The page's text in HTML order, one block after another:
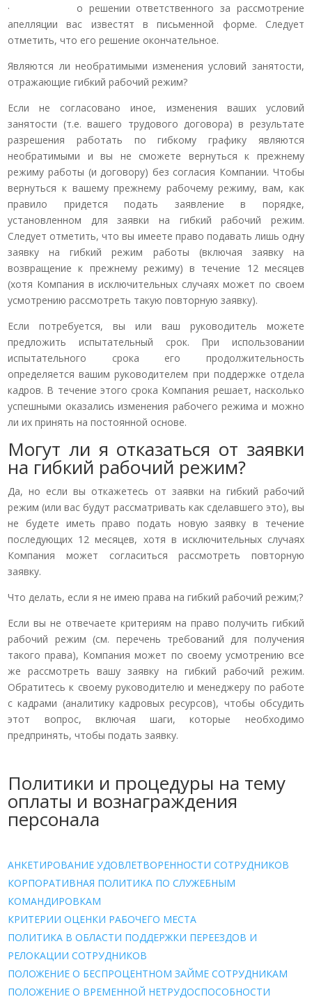
· о решении ответственного за рассмотрение
апелляции вас известят в письменной форме. Следует
отметить, что его решение окончательное.
Являются ли необратимыми изменения условий занятости,
отражающие гибкий рабочий режим?
Если не согласовано иное, изменения ваших условий
занятости (т.е. вашего трудового договора) в результате
разрешения работать по гибкому графику являются
необратимыми и вы не сможете вернуться к прежнему
режиму работы (и договору) без согласия Компании. Чтобы
вернуться к вашему прежнему рабочему режиму, вам, как
правило придется подать заявление в порядке,
установленном для заявки на гибкий рабочий режим.
Следует отметить, что вы имеете право подавать лишь одну
заявку на гибкий режим работы (включая заявку на
возвращение к прежнему режиму) в течение 12 месяцев
(хотя Компания в исключительных случаях может по своем
усмотрению рассмотреть такую повторную заявку).
Если потребуется, вы или ваш руководитель можете
предложить испытательный срок. При использовании
испытательного срока его продолжительность
определяется вашим руководителем при поддержке отдела
кадров. В течение этого срока Компания решает, насколько
успешными оказались изменения рабочего режима и можно
ли их принять на постоянной основе.
Могут ли я отказаться от заявки
на гибкий рабочий режим?
Да, но если вы откажетесь от заявки на гибкий рабочий
режим (или вас будут рассматривать как сделавшего это), вы
не будете иметь право подать новую заявку в течение
последующих 12 месяцев, хотя в исключительных случаях
Компания может согласиться рассмотреть повторную
заявку.
Что делать, если я не имею права на гибкий рабочий режим;?
Если вы не отвечаете критериям на право получить гибкий
рабочий режим (см. перечень требований для получения
такого права), Компания может по своему усмотрению все
же рассмотреть вашу заявку на гибкий рабочий режим.
Обратитесь к своему руководителю и менеджеру по работе
с кадрами (аналитику кадровых ресурсов), чтобы обсудить
этот вопрос, включая шаги, которые необходимо
предпринять, чтобы подать заявку.
Политики и процедуры на тему
оплаты и вознаграждения
персонала
АНКЕТИРОВАНИЕ УДОВЛЕТВОРЕННОСТИ СОТРУДНИКОВ
КОРПОРАТИВНАЯ ПОЛИТИКА ПО СЛУЖЕБНЫМ
КОМАНДИРОВКАМ
КРИТЕРИИ ОЦЕНКИ РАБОЧЕГО МЕСТА
ПОЛИТИКА В ОБЛАСТИ ПОДДЕРЖКИ ПЕРЕЕЗДОВ И
РЕЛОКАЦИИ СОТРУДНИКОВ
ПОЛОЖЕНИЕ О БЕСПРОЦЕНТНОМ ЗАЙМЕ СОТРУДНИКАМ
ПОЛОЖЕНИЕ О ВРЕМЕННОЙ НЕТРУДОСПОСОБНОСТИ